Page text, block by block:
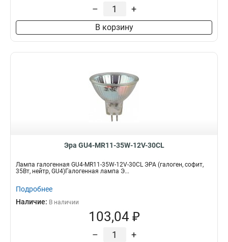
– +
В корзину
Эра GU4-MR11-35W-12V-30CL
Лампа галогенная GU4-MR11-35W-12V-30CL ЭРА (галоген, софит,
35Вт, нейтр, GU4)Галогенная лампа Э...
Подробнее
Наличие: В наличии
103,04 ₽
– +